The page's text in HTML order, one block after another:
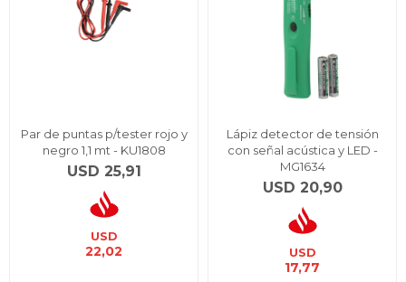
Par de puntas p/tester rojo y
negro 1,1 mt - KU1808
USD 25,91
USD
22,02
Lápiz detector de tensión
con señal acústica y LED -
MG1634
USD 20,90
USD
17,77